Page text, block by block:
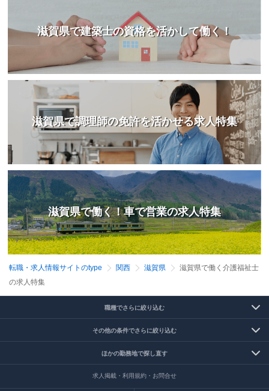
滋賀県で建築士の資格を活かして働く！
滋賀県で調理師の免許を活かせる求人特集
滋賀県で働く！車で営業の求人特集
転職・求人情報サイトのtype 関西 滋賀県
滋賀県で働く介護福祉士
の求人特集
職種でさらに絞り込む
その他の条件でさらに絞り込む
ほかの勤務地で探し直す
求人掲載・利用規約・お問合せ